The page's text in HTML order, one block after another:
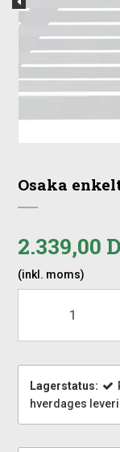
Osaka
2.339,00
(inkl. moms)
Lagerstatus:
hverdages